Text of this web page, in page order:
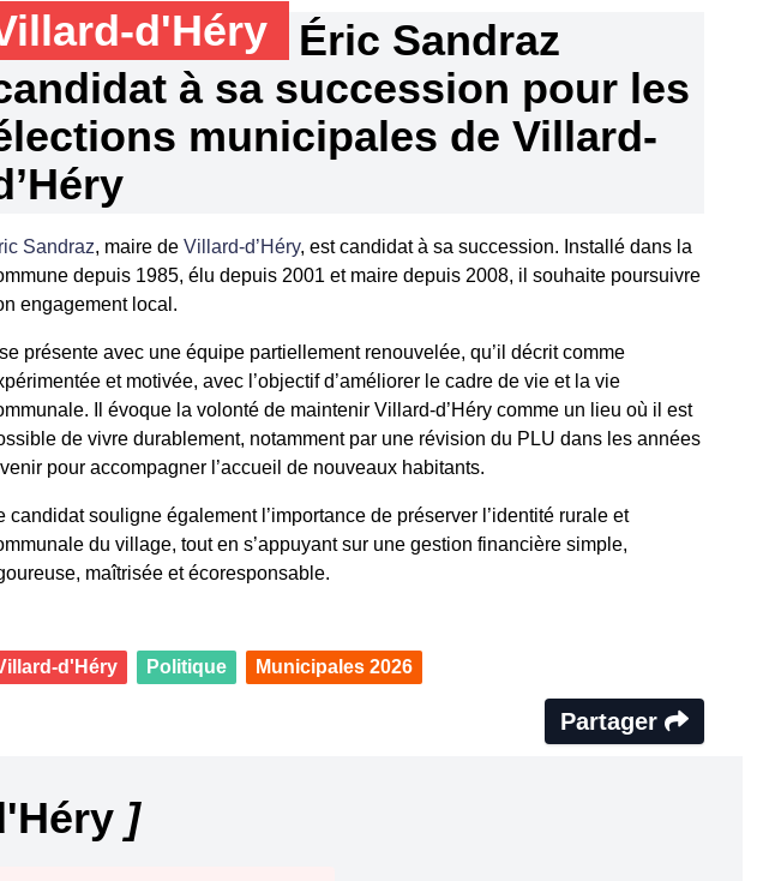
d'Héry
Éric Sandraz
à sa succession pour les
municipales de Villard-
Sandraz, maire de Villard-d’Héry, est candidat à sa succession. Installé dans la
depuis 1985, élu depuis 2001 et maire depuis 2008, il souhaite poursuivre
engagement local.
se présente avec une équipe partiellement renouvelée, qu’il décrit comme
et motivée, avec l’objectif d’améliorer le cadre de vie et la vie
Il évoque la volonté de maintenir Villard-d’Héry comme un lieu où il est
de vivre durablement, notamment par une révision du PLU dans les années
pour accompagner l’accueil de nouveaux habitants.
candidat souligne également l’importance de préserver l’identité rurale et
du village, tout en s’appuyant sur une gestion financière simple,
maîtrisée et écoresponsable.
d'Héry Politique Municipales 2026
Partager
]